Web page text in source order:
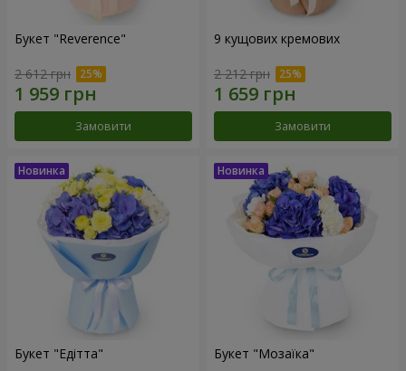
Букет "Reverence"
2 612 грн
Замовити
9 кущових кремових
2 212 грн
Замовити
Букет "Едітта" Букет "Мозаїка"